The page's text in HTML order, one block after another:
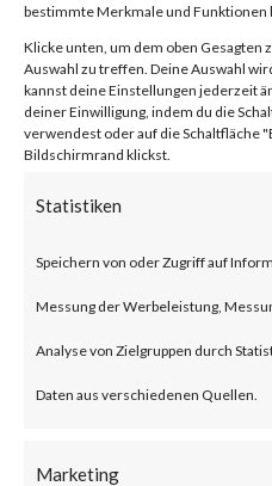
bestimmte Merkmale und Funktionen
Klicke unten, um dem oben
Auswahl zu treffen. Deine Auswahl
kannst deine Einstellungen jederzeit
deiner Einwilligung, indem du die
verwendest oder auf die Schaltfläche
Bildschirmrand klickst.
Statistiken
Speichern von oder Zugriff auf
Messung der Werbeleistung,
Analyse von Zielgruppen durch
Daten aus verschiedenen Quellen.
Marketing
Facebook 0
What is the
2023-46805